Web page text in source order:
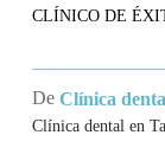
CLÍNICO DE
De Clínica
Clínica dental en